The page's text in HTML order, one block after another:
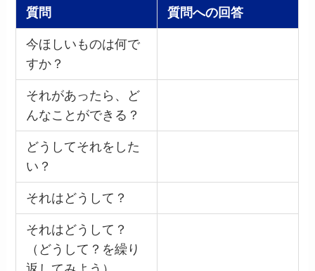
質問 質問への回答
今ほしいものは何で
すか？
それがあったら、ど
んなことができる？
どうしてそれをした
い？
それはどうして？
それはどうして？
（どうして？を繰り